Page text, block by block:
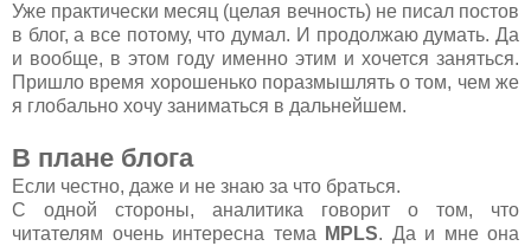
Уже практически месяц (целая вечность) не писал постов
в блог, а все потому, что думал. И продолжаю думать. Да
и вообще, в этом году именно этим и хочется заняться.
Пришло время хорошенько поразмышлять о том, чем же
я глобально хочу заниматься в дальнейшем.
В плане блога
Если честно, даже и не знаю за что браться.
С одной стороны, аналитика говорит о том, что
читателям очень интересна тема
MPLS. Да и мне она